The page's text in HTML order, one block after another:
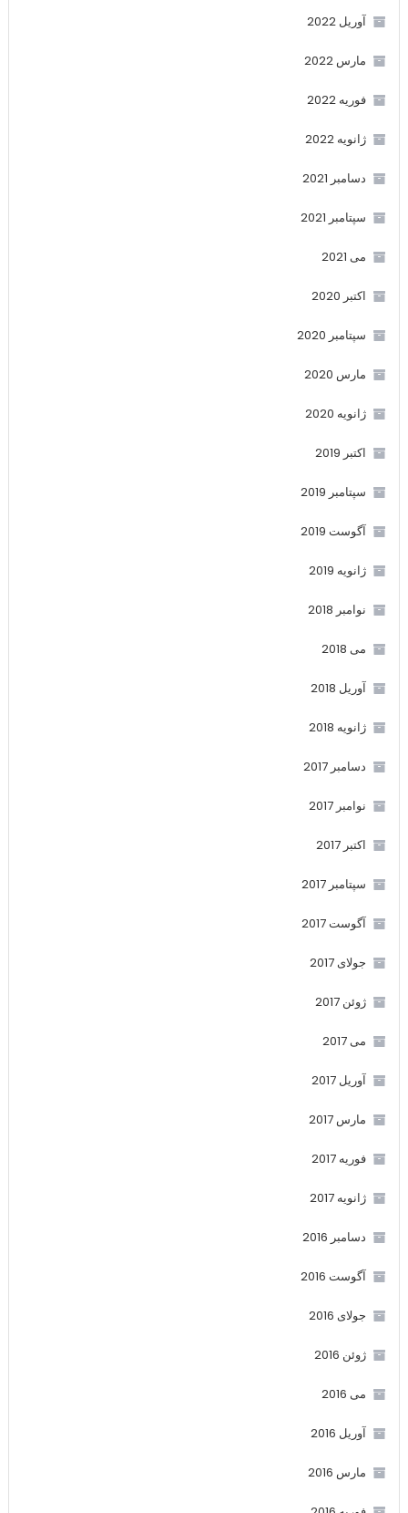
آوریل 2022
مارس 2022
فوریه 2022
ژانویه 2022
دسامبر 2021
سپتامبر 2021
می 2021
اکتبر 2020
سپتامبر 2020
مارس 2020
ژانویه 2020
اکتبر 2019
سپتامبر 2019
آگوست 2019
ژانویه 2019
نوامبر 2018
می 2018
آوریل 2018
ژانویه 2018
دسامبر 2017
نوامبر 2017
اکتبر 2017
سپتامبر 2017
آگوست 2017
جولای 2017
ژوئن 2017
می 2017
آوریل 2017
مارس 2017
فوریه 2017
ژانویه 2017
دسامبر 2016
آگوست 2016
جولای 2016
ژوئن 2016
می 2016
آوریل 2016
مارس 2016